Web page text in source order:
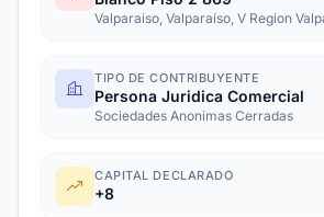
Valparaiso, Valparaíso, V Region
TIPO DE CONTRIBUYENTE
Persona Juridica Comercial
Sociedades Anonimas Cerradas
CAPITAL DECLARADO
+8